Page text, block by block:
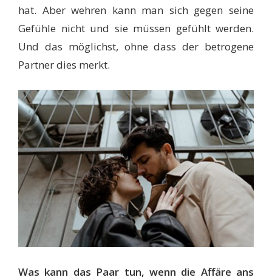
hat. Aber wehren kann man sich gegen seine
Gefühle nicht und sie müssen gefühlt werden.
Und das möglichst, ohne dass der betrogene
Partner dies merkt.
Was kann das Paar tun, wenn die Affäre ans